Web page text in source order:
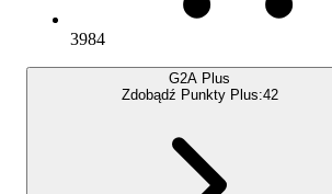
3984
G2A Plus
Zdobądź Punkty Plus:42